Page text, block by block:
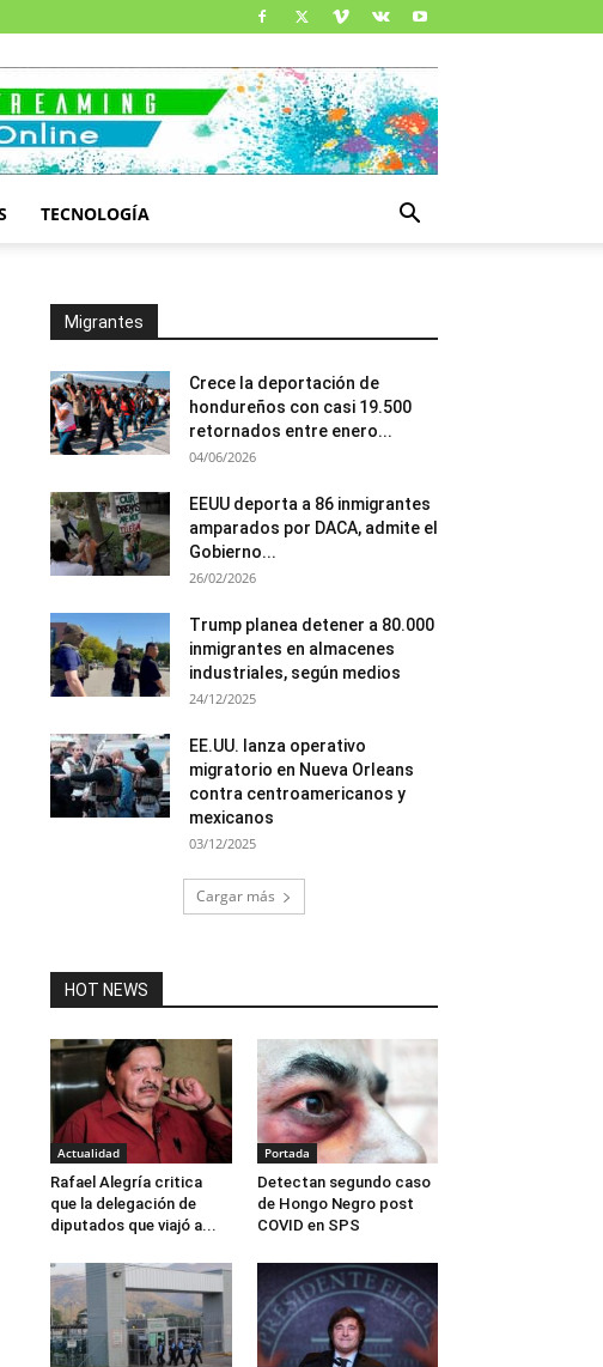
TECNOLOGÍA
Migrantes
Crece la deportación de
hondureños con casi 19.500
retornados entre enero...
04/06/2026
EEUU deporta a 86 inmigrantes
amparados por DACA, admite el
Gobierno...
26/02/2026
Trump planea detener a 80.000
inmigrantes en almacenes
industriales, según medios
24/12/2025
EE.UU. lanza operativo
migratorio en Nueva Orleans
contra centroamericanos y
mexicanos
03/12/2025
Cargar más
HOT NEWS
Actualidad
Rafael Alegría critica
que la delegación de
diputados que viajó a...
Portada
Detectan segundo caso
de Hongo Negro post
COVID en SPS